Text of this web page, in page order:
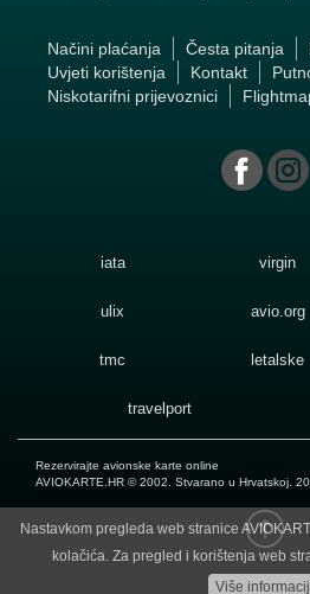
Načini plaćanja Česta pitanja
Uvjeti korištenja
Kontakt
Niskotarifni prijevoznici
iata virgin
ulix avio.org
tmc letalske
travelport
Rezervirajte avionske karte online
AVIOKARTE.HR © 2002. Stvarano u Hrvatskoj.
Nastavkom pregleda web stranice
kolačića. Za pregled i korištenja web
Više